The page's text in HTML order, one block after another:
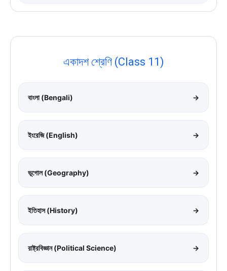
একাদশ শ্রেণি (Class 11)
বাংলা (Bengali) →
ইংরেজি (English) →
ভূগোল (Geography) →
ইতিহাস (History) →
রাষ্ট্রবিজ্ঞান (Political Science) →